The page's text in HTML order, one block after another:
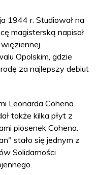
1944 r. Studiował na
magisterską napisał
Opolskim, gdzie
za najlepszy debiut
Leonarda Cohena.
także kilka płyt z
piosenek Cohena.
stało się jednym z
Solidarności